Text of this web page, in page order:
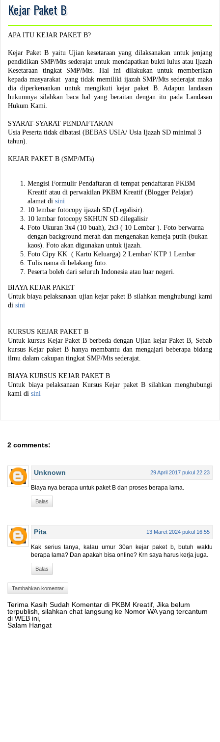
Kejar Paket B
APA ITU KEJAR PAKET B?
Kejar Paket B yaitu Ujian kesetaraan yang dilaksanakan untuk jenjang
pendidikan SMP/Mts sederajat untuk mendapatkan bukti lulus atau Ijazah
Kesetaraan tingkat SMP/Mts. Hal ini dilakukan untuk memberikan
kepada masyarakat yang tidak memiliki ijazah SMP/Mts sederajat maka
dia diperkenankan untuk mengikuti kejar paket B. Adapun landasan
hukumnya silahkan baca hal yang beraitan dengan itu pada Landasan
Hukum Kami.
SYARAT-SYARAT PENDAFTARAN
Usia Peserta tidak dibatasi (BEBAS USIA/ Usia Ijazah SD minimal 3
tahun).
KEJAR PAKET B (SMP/MTs)
Mengisi Formulir Pendaftaran di tempat pendaftaran PKBM
Kreatif atau di perwakilan PKBM Kreatif (Blogger Pelajar)
alamat di sini
10 lembar fotocopy ijazah SD (Legalisir).
10 lembar fotocopy SKHUN SD dilegalisir
Foto Ukuran 3x4 (10 buah), 2x3 ( 10 Lembar ). Foto berwarna
dengan background merah dan mengenakan kemeja putih (bukan
kaos). Foto akan digunakan untuk ijazah.
Foto Cipy KK ( Kartu Keluarga) 2 Lembar/ KTP 1 Lembar
Tulis nama di belakang foto.
Peserta boleh dari seluruh Indonesia atau luar negeri.
BIAYA KEJAR PAKET
Untuk biaya pelaksanaan ujian kejar paket B silahkan menghubungi kami
di sini
KURSUS KEJAR PAKET B
Untuk kursus Kejar Paket B berbeda dengan Ujian kejar Paket B, Sebab
kursus Kejar paket B hanya membantu dan mengajari beberapa bidang
ilmu dalam cakupan tingkat SMP/Mts sederajat.
BIAYA KURSUS KEJAR PAKET B
Untuk biaya pelaksanaan Kursus Kejar paket B silahkan menghubungi
kami di sini
2 comments:
Unknown 29 April 2017 pukul 22.23
Biaya nya berapa untuk paket B dan proses berapa lama.
Balas
Pita 13 Maret 2024 pukul 16.55
Kak serius tanya, kalau umur 30an kejar paket b, butuh waktu
berapa lama? Dan apakah bisa online? Krn saya harus kerja juga.
Balas
Tambahkan komentar
Terima Kasih Sudah Komentar di PKBM Kreatif, Jika belum
terpublish, silahkan chat langsung ke Nomor WA yang tercantum
di WEB ini,
Salam Hangat